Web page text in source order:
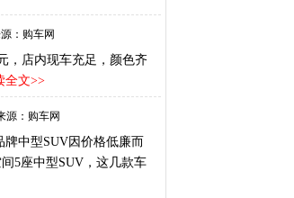
：购车网
，店内现车充足，颜色齐
全文>>
源：购车网
中型SUV因价格低廉而
5座中型SUV，这几款车